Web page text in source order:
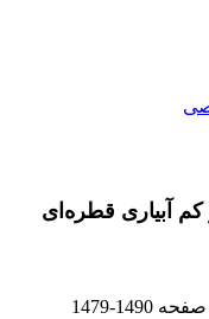
آبیاری قطره‌ای
صفحه 1479-1490